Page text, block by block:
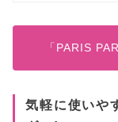
「PARIS
気軽に使いや